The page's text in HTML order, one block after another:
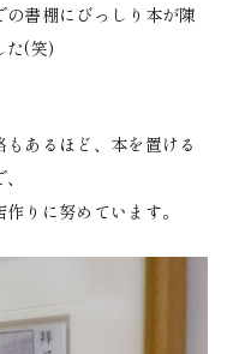
書棚にびっしり本が陳
た(笑)
あるほど、本を置ける
りに努めています。